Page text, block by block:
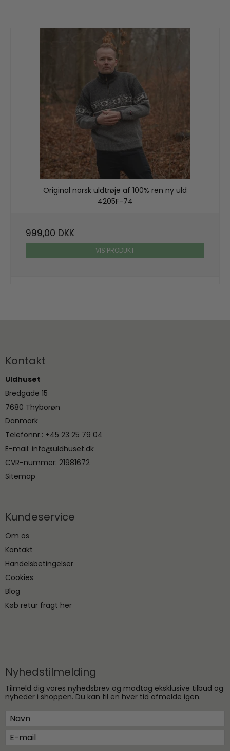
Original norsk uldtrøje af 100% ren ny uld
4205F-74
999,00 DKK
VIS PRODUKT
Kontakt
Uldhuset
Bredgade 15
7680 Thyborøn
Danmark
Telefonnr.: +45 23 25 79 04
E-mail: info@uldhuset.dk
CVR-nummer: 21981672
Sitemap
Kundeservice
Om os
Kontakt
Handelsbetingelser
Cookies
Blog
Køb retur fragt her
Nyhedstilmelding
Tilmeld dig vores nyhedsbrev og modtag eksklusive tilbud og
nyheder i shoppen. Du kan til en hver tid afmelde igen.